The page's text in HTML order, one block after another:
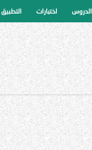
اختبارات التطبيق